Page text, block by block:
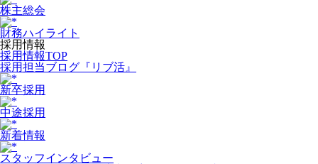
株主総会
財務ハイライト
採用情報
採用情報TOP
採用担当ブログ『リブ活』
新卒採用
中途採用
新着情報
スタッフインタビュー